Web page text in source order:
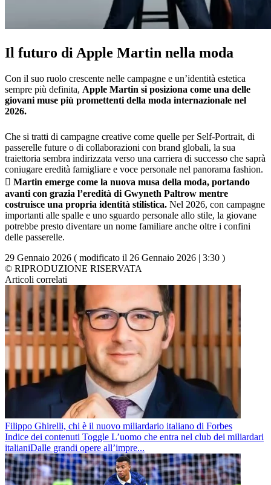
Il futuro di Apple Martin nella moda
Con il suo ruolo crescente nelle campagne e un’identità estetica
sempre più definita, Apple Martin si posiziona come una delle
giovani muse più promettenti della moda internazionale nel
2026.
Che si tratti di campagne creative come quelle per Self‑Portrait, di
passerelle future o di collaborazioni con brand globali, la sua
traiettoria sembra indirizzata verso una carriera di successo che saprà
coniugare eredità famigliare e voce personale nel panorama fashion.
 Martin emerge come la nuova musa della moda, portando
avanti con grazia l’eredità di Gwyneth Paltrow mentre
costruisce una propria identità stilistica. Nel 2026, con campagne
importanti alle spalle e uno sguardo personale allo stile, la giovane
potrebbe presto diventare un nome familiare anche oltre i confini
delle passerelle.
29 Gennaio 2026 ( modificato il 26 Gennaio 2026 | 3:30 )
© RIPRODUZIONE RISERVATA
Articoli correlati
Filippo Ghirelli, chi è il nuovo miliardario italiano di Forbes
Indice dei contenuti Toggle L’uomo che entra nel club dei miliardari
italianiDalle grandi opere all’impre...